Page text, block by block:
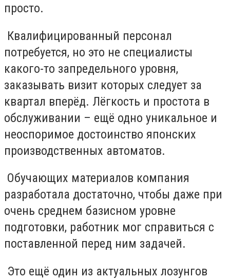
просто.
Квалифицированный персонал
потребуется, но это не специалисты
какого-то запредельного уровня,
заказывать визит которых следует за
квартал вперёд. Лёгкость и простота в
обслуживании – ещё одно уникальное и
неоспоримое достоинство японских
производственных автоматов.
Обучающих материалов компания
разработала достаточно, чтобы даже при
очень среднем базисном уровне
подготовки, работник мог справиться с
поставленной перед ним задачей.
Это ещё один из актуальных лозунгов